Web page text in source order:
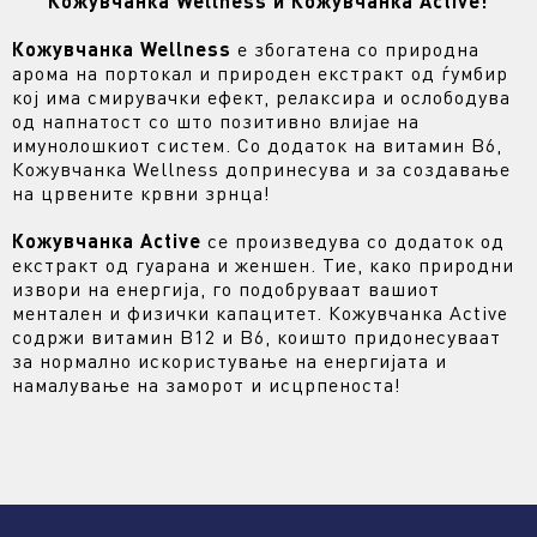
Кожувчанка Wellness е збогатена со природна
арома на портокал и природен екстракт од ѓумбир
кој има смирувачки ефект, релаксира и ослободува
од напнатост со што позитивно влијае на
имунолошкиот систем. Со додаток на витамин B6,
Кожувчанка Wellness допринесува и за создавање
на црвените крвни зрнца!
Кожувчанка Active се произведува со додаток од
екстракт од гуарана и женшен. Тие, како природни
извори на енергија, го подобруваат вашиот
ментален и физички капацитет. Кожувчанка Active
содржи витамин B12 и B6, коишто придонесуваат
за нормално искористување на енергијата и
намалување на заморот и исцрпеноста!